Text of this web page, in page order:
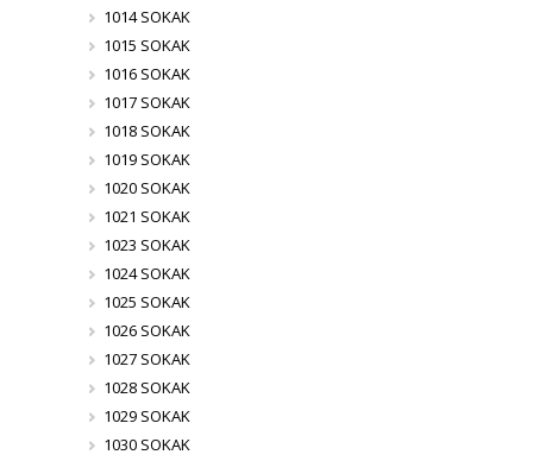
1014 SOKAK
1015 SOKAK
1016 SOKAK
1017 SOKAK
1018 SOKAK
1019 SOKAK
1020 SOKAK
1021 SOKAK
1023 SOKAK
1024 SOKAK
1025 SOKAK
1026 SOKAK
1027 SOKAK
1028 SOKAK
1029 SOKAK
1030 SOKAK